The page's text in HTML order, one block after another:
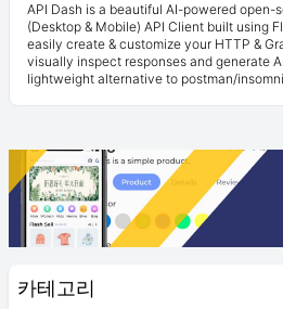
카테고리
API Dash is a beautiful AI-powered open-
(Desktop & Mobile) API Client built using
easily create & customize your HTTP &
visually inspect responses and generate
lightweight alternative to postman/